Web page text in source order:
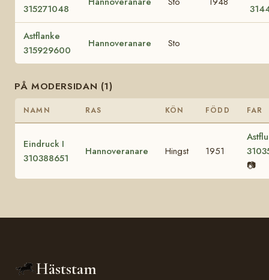
315271048
Astflanke
315929600
Hannoveranare Sto
PÅ MODERSIDAN (1)
NAMN RAS KÖN FÖDD FAR
Eindruck I
310388651
Hannoveranare Hingst 1951
📷
Häststam